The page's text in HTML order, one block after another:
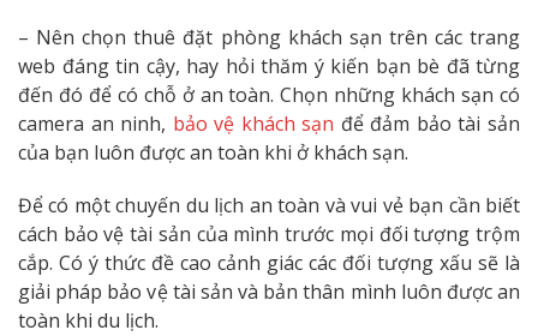
– Nên chọn thuê đặt phòng khách sạn trên các trang
web đáng tin cậy, hay hỏi thăm ý kiến bạn bè đã từng
đến đó để có chỗ ở an toàn. Chọn những khách sạn có
camera an ninh, bảo vệ khách sạn để đảm bảo tài sản
của bạn luôn được an toàn khi ở khách sạn.
Để có một chuyến du lịch an toàn và vui vẻ bạn cần biết
cách bảo vệ tài sản của mình trước mọi đối tượng trộm
cắp. Có ý thức đề cao cảnh giác các đối tượng xấu sẽ là
giải pháp bảo vệ tài sản và bản thân mình luôn được an
toàn khi du lịch.